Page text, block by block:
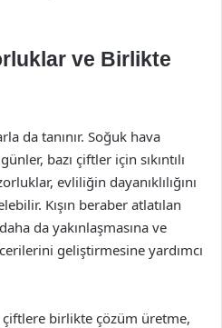
ve Birlikte
da tanınır. Soğuk hava
bazı çiftler için sıkıntılı
evliliğin dayanıklılığını
Kışın beraber atlatılan
da yakınlaşmasına ve
geliştirmesine yardımcı
çiftlere birlikte çözüm üretme,